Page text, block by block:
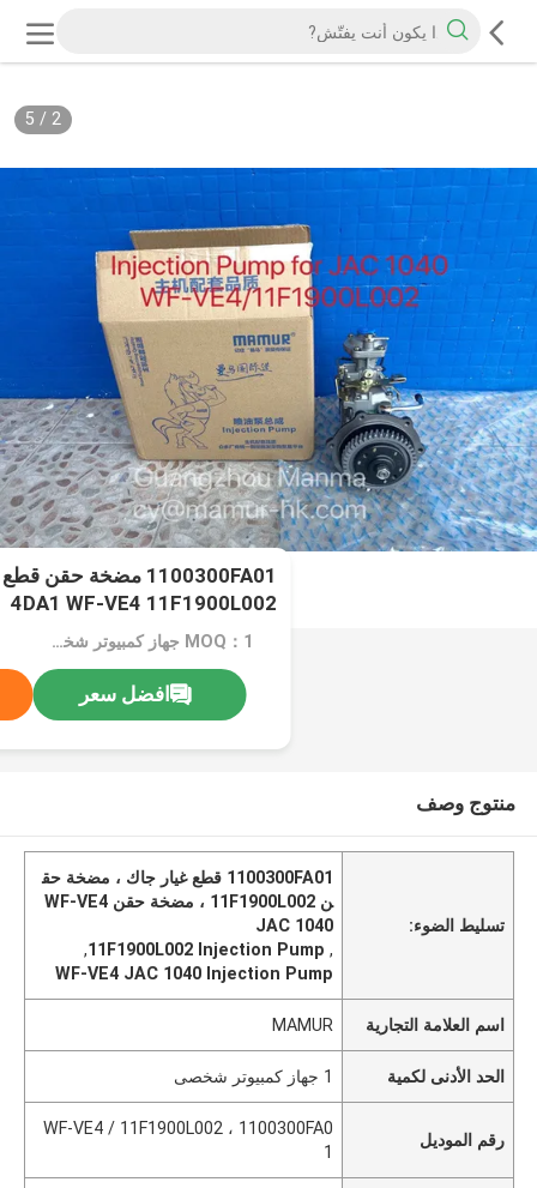
2
/
5
4DA1 WF-VE4 11F1900L002
MOQ：1 جهاز كمبيوتر شخصى
افضل سعر
منتوج وصف
تسليط الضوء:
1100300FA01 قطع غيار جاك ، مضخة حق
ن 11F1900L002 ، مضخة حقن WF-VE4
JAC 1040
,
11F1900L002 Injection Pump
,
WF-VE4 JAC 1040 Injection Pump
اسم العلامة التجارية MAMUR
الحد الأدنى لكمية 1 جهاز كمبيوتر شخصى
رقم الموديل
WF-VE4 / 11F1900L002 ، 1100300FA0
1